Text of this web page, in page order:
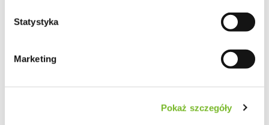
Statystyka
Marketing
Pokaż szczegóły